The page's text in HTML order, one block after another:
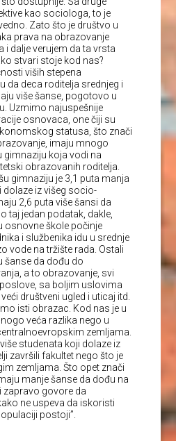
kao sociologa, to je
Zato što je društvo u
prava na obrazovanje
i dalje verujem da ta vrsta
stvari stoje kod nas?
viših stepena
da deca roditelja srednjeg i
više šanse, pogotovo u
Uzmimo najuspešnije
osnovaca, one čiji su
statusa, što znači
imaju mnogo
gimnaziju koja vodi na
obrazovanih roditelja.
gimnaziju je 3,1 puta manja
dolaze iz višeg socio-
2,6 puta više šansi da
taj jedan podatak, dakle,
osnovne škole počinje
i službenika idu u srednje
vode na tržište rada. Ostali
šanse da dođu do
a to obrazovanje, svi
sa boljim uslovima
društveni ugled i uticaj itd.
isti obrazac. Kod nas je u
veća razlika nego u
zemljama.
studenata koji dolaze iz
završili fakultet nego što je
zemljama. Što opet znači
manje šanse da dođu na
zapravo govore da
ne uspeva da iskoristi
postoji”.